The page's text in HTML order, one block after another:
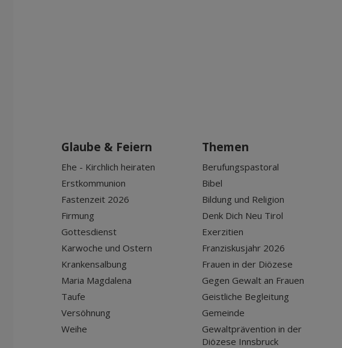
Glaube & Feiern
Ehe - Kirchlich heiraten
Erstkommunion
Fastenzeit 2026
Firmung
Gottesdienst
Karwoche und Ostern
Krankensalbung
Maria Magdalena
Taufe
Versöhnung
Weihe
Themen
Berufungspastoral
Bibel
Bildung und Religion
Denk Dich Neu Tirol
Exerzitien
Franziskusjahr 2026
Frauen in der Diözese
Gegen Gewalt an Frauen
Geistliche Begleitung
Gemeinde
Gewaltprävention in der
Diözese Innsbruck